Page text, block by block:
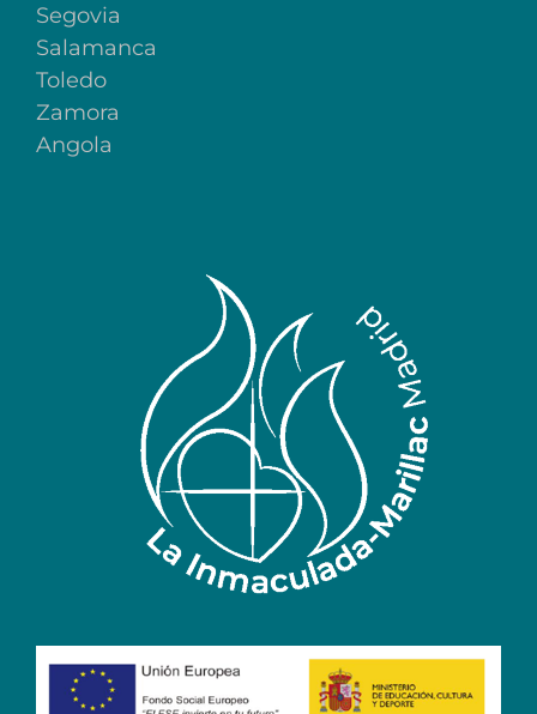
Segovia
Salamanca
Toledo
Zamora
Angola